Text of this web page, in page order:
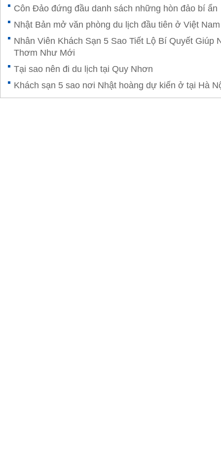
Côn Đảo đứng đầu danh sách những hòn đảo bí ẩn
Nhật Bản mở văn phòng du lịch đầu tiên ở Việt Nam
Nhân Viên Khách Sạn 5 Sao Tiết Lộ Bí Quyết Giúp
Thơm Như Mới
Tại sao nên đi du lịch tại Quy Nhơn
Khách sạn 5 sao nơi Nhật hoàng dự kiến ở tại Hà